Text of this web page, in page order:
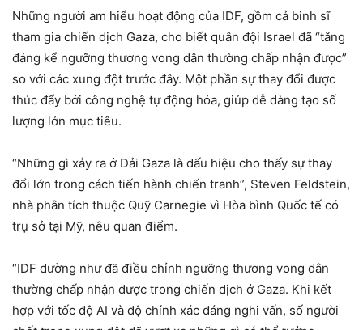
Những người am hiểu hoạt động của IDF, gồm cả binh sĩ
tham gia chiến dịch Gaza, cho biết quân đội Israel đã “tăng
đáng kể ngưỡng thương vong dân thường chấp nhận được”
so với các xung đột trước đây. Một phần sự thay đổi được
thúc đẩy bởi công nghệ tự động hóa, giúp dễ dàng tạo số
lượng lớn mục tiêu.
“Những gì xảy ra ở Dải Gaza là dấu hiệu cho thấy sự thay
đổi lớn trong cách tiến hành chiến tranh”, Steven Feldstein,
nhà phân tích thuộc Quỹ Carnegie vì Hòa bình Quốc tế có
trụ sở tại Mỹ, nêu quan điểm.
“IDF dường như đã điều chỉnh ngưỡng thương vong dân
thường chấp nhận được trong chiến dịch ở Gaza. Khi kết
hợp với tốc độ AI và độ chính xác đáng nghi vấn, số người